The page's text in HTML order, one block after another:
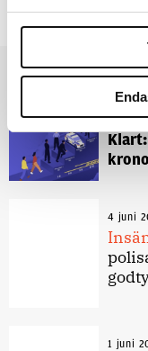
Dela artikel:
Andra läser
3 juni
4 juni
1 juni